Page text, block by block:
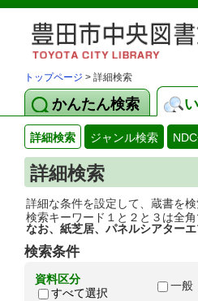
トップページ > 詳細検索
かんたん検索
詳細検索 ジャンル検索
詳細検索
詳細な条件を設定して、蔵書を検
検索キーワード１と２と３は全
なお、紙芝居、パネルシアター
検索条件
資料区分
すべて選択
一般